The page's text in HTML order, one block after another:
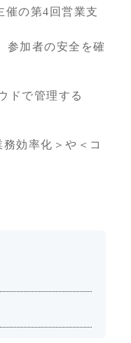
催の第4回営業支
参加者の安全を確
ドで管理する
効率化＞や＜コ